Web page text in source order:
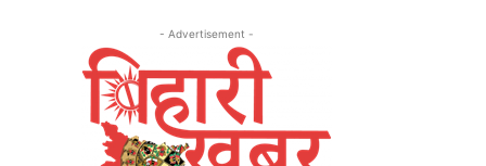
- Advertisement -